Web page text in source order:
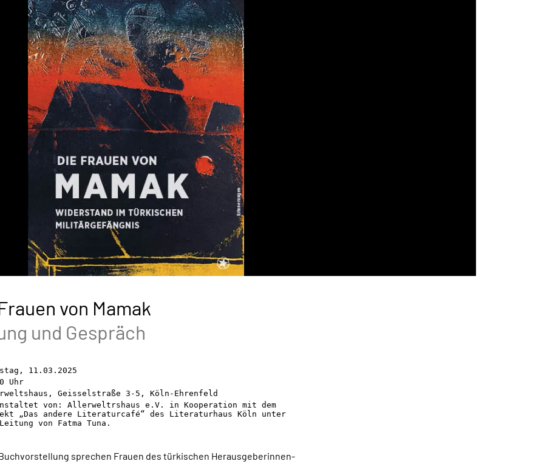
von Mamak
und Gespräch
11.03.2025
Uhr
Geisselstraße 3-5, Köln-Ehrenfeld
von: Allerweltrshaus e.V. in Kooperation mit dem
„Das andere Literaturcafé“ des Literaturhaus Köln unter
von Fatma Tuna.
sprechen Frauen des türkischen Herausgeberinnen-